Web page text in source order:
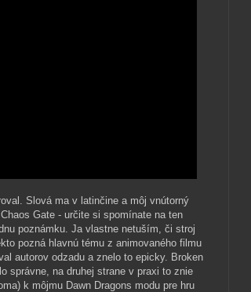
Slová ma v latinčine a môj vnútorný
Gate - určite si spomínate na ten
poznámku. Ja vlastne netuším, či stroj
pozná hlavnú tému z animovaného filmu
autorov odzadu a znelo to epicky. Broken
správne, na druhej strane v praxi to znie
k môjmu Dawn Dragons modu pre hru